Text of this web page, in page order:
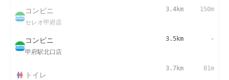
コンビニ
セレオ甲府店
3.4km 150m
コンビニ
甲府駅北口店
3.5km -
トイレ
3.7km 81m